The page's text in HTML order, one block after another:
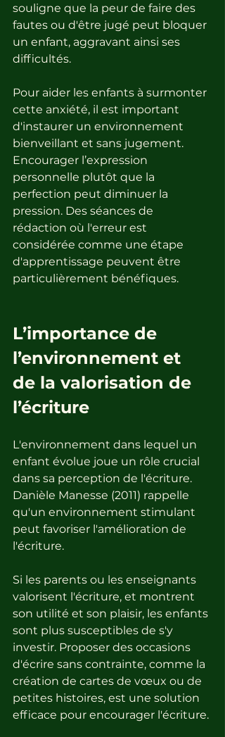
souligne que la peur de faire des
fautes ou d'être jugé peut bloquer
un enfant, aggravant ainsi ses
difficultés.
Pour aider les enfants à surmonter
cette anxiété, il est important
d'instaurer un environnement
bienveillant et sans jugement.
Encourager l’expression
personnelle plutôt que la
perfection peut diminuer la
pression. Des séances de
rédaction où l'erreur est
considérée comme une étape
d'apprentissage peuvent être
particulièrement bénéfiques.
L’importance de
l’environnement et
de la valorisation de
l’écriture
L'environnement dans lequel un
enfant évolue joue un rôle crucial
dans sa perception de l'écriture.
Danièle Manesse (2011) rappelle
qu'un environnement stimulant
peut favoriser l'amélioration de
l'écriture.
Si les parents ou les enseignants
valorisent l'écriture, et montrent
son utilité et son plaisir, les enfants
sont plus susceptibles de s'y
investir. Proposer des occasions
d'écrire sans contrainte, comme la
création de cartes de vœux ou de
petites histoires, est une solution
efficace pour encourager l'écriture.